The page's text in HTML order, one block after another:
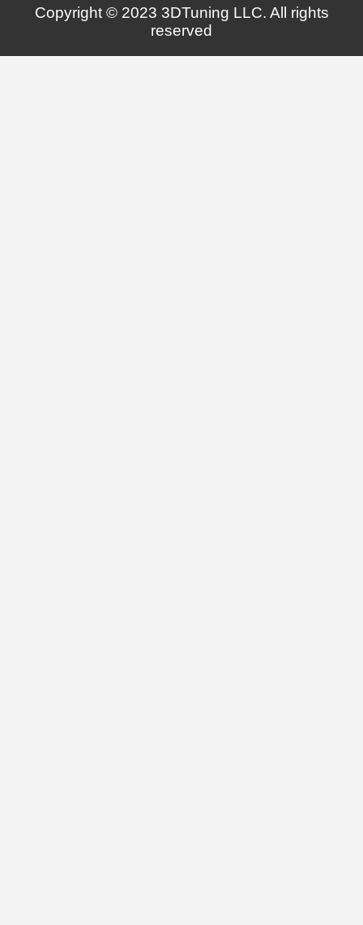
Copyright © 2023 3DTuning LLC. All rights
reserved